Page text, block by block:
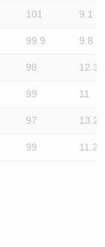
101 9.1
99.9 9.8
98 12.3
99 11
97 13.2
99 11.2